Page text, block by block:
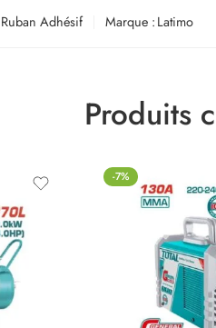
Ruban Adhésif Marque :Latimo
Produits
-7%